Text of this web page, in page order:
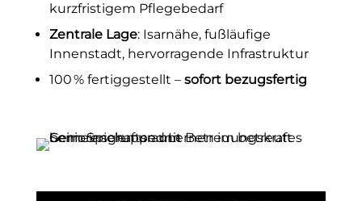
kurzfristigem Pﬂegebedarf
Zentrale Lage: Isarnähe, fußläuﬁge
Innenstadt, hervorragende Infrastruktur
100 % fertiggestellt –sofort bezugsfertig